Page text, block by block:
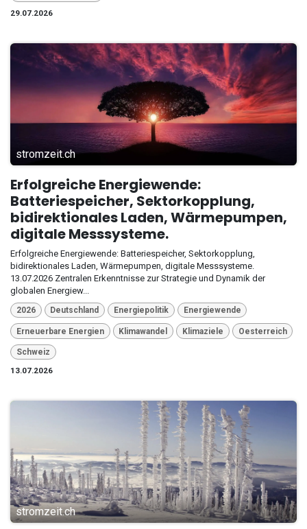
29.07.2026
stromzeit.ch
Erfolgreiche Energiewende:
Batteriespeicher, Sektorkopplung,
bidirektionales Laden, Wärmepumpen,
digitale Messsysteme.
Erfolgreiche Energiewende: Batteriespeicher, Sektorkopplung,
bidirektionales Laden, Wärmepumpen, digitale Messsysteme.
13.07.2026 Zentralen Erkenntnisse zur Strategie und Dynamik der
globalen Energiew...
2026 Deutschland Energiepolitik Energiewende
Erneuerbare Energien Klimawandel Klimaziele Oesterreich
Schweiz
13.07.2026
stromzeit.ch